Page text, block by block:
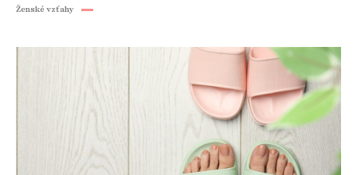
Ženské vzťahy